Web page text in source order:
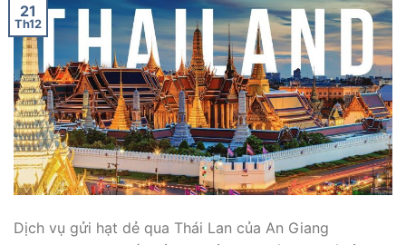
21
Th12
Dịch vụ gửi hạt dẻ qua Thái Lan của An Giang